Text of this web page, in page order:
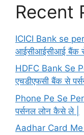
Recent
ICICI Bank se
आईसीआईसीआई बैंक
HDFC Bank Se
एचडीएफसी बैंक से
Phone Pe Se
पर्सनल लोन कैसे ले |
Aadhar Card